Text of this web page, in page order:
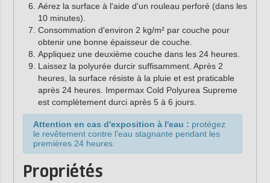
Aérez la surface à l'aide d'un rouleau perforé (dans les
10 minutes).
Consommation d'environ 2 kg/m² par couche pour
obtenir une bonne épaisseur de couche.
Appliquez une deuxième couche dans les 24 heures.
Laissez la polyurée durcir suffisamment. Après 2
heures, la surface résiste à la pluie et est praticable
après 24 heures. Impermax Cold Polyurea Supreme
est complètement durci après 5 à 6 jours.
Attention en cas d'exposition à l'eau : protégez
le revêtement contre l'eau stagnante pendant les
premières 24 heures.
Propriétés